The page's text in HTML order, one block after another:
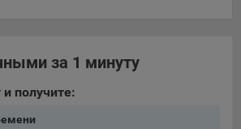
за 1 минуту
и получите: